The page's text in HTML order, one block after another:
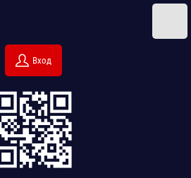
Вход